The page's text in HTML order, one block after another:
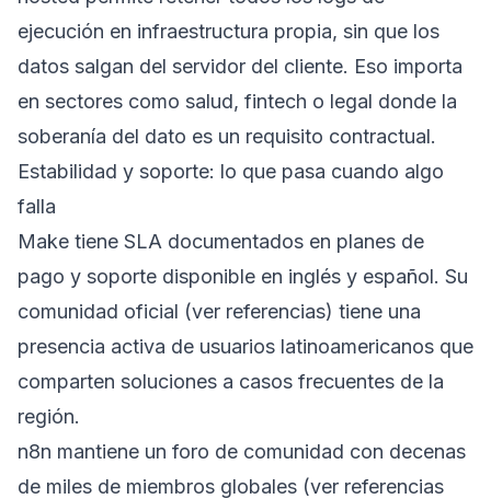
ejecución en infraestructura propia, sin que los
datos salgan del servidor del cliente. Eso importa
en sectores como salud, fintech o legal donde la
soberanía del dato es un requisito contractual.
Estabilidad y soporte: lo que pasa cuando algo
falla
Make tiene SLA documentados en planes de
pago y soporte disponible en inglés y español. Su
comunidad oficial (ver referencias) tiene una
presencia activa de usuarios latinoamericanos que
comparten soluciones a casos frecuentes de la
región.
n8n mantiene un foro de comunidad con decenas
de miles de miembros globales (ver referencias